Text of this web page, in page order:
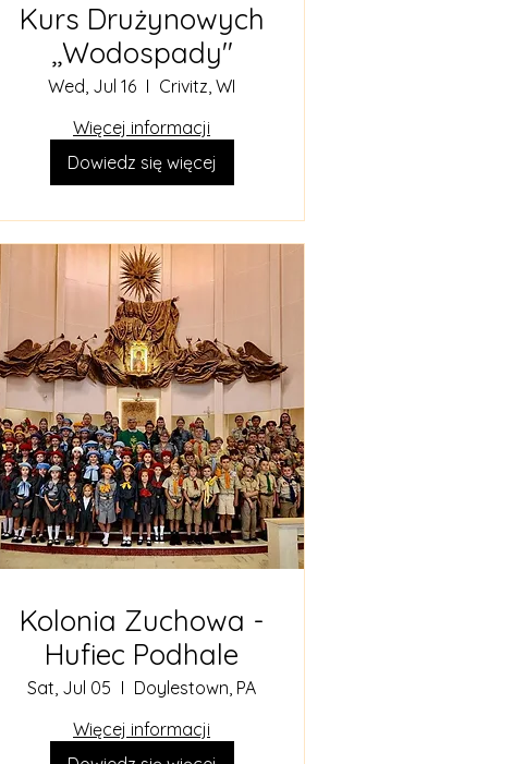
Kurs Drużynowych
,,Wodospady"
Wed, Jul 16
Crivitz, WI
Więcej informacji
Dowiedz się więcej
Kolonia Zuchowa -
Hufiec Podhale
Sat, Jul 05
Doylestown, PA
Więcej informacji